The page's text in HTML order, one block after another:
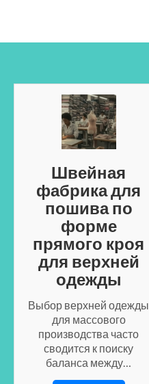
Швейная
фабрика для
пошива по
форме
прямого кроя
для верхней
одежды
Выбор верхней одежды
для массового
производства часто
сводится к поиску
баланса между…